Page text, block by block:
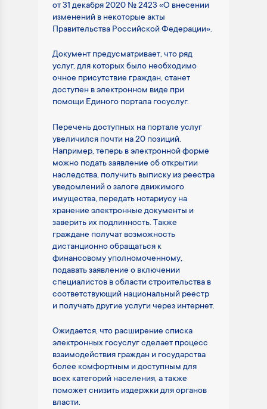
от 31 декабря 2020 № 2423 «О внесении
изменений в некоторые акты
Правительства Российской Федерации».
Документ предусматривает, что ряд
услуг, для которых было необходимо
очное присутствие граждан, станет
доступен в электронном виде при
помощи Единого портала госуслуг.
Перечень доступных на портале услуг
увеличился почти на 20 позиций.
Например, теперь в электронной форме
можно подать заявление об открытии
наследства, получить выписку из реестра
уведомлений о залоге движимого
имущества, передать нотариусу на
хранение электронные документы и
заверить их подлинность. Также
граждане получат возможность
дистанционно обращаться к
финансовому уполномоченному,
подавать заявление о включении
специалистов в области строительства в
соответствующий национальный реестр
и получать другие услуги через интернет.
Ожидается, что расширение списка
электронных госуслуг сделает процесс
взаимодействия граждан и государства
более комфортным и доступным для
всех категорий населения, а также
поможет снизить издержки для органов
власти.